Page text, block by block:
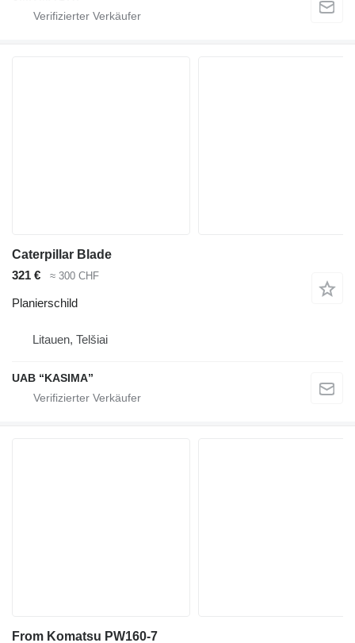
Caterpillar Blade
321 €
≈ 300 CHF
Planierschild
Litauen, Telšiai
UAB “KASIMA”
From Komatsu PW160-7